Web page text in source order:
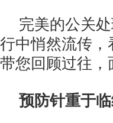
完美的公关
行中悄然流传
带您回顾过往
预防针重于